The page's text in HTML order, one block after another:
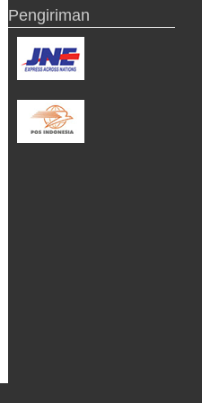
Pengiriman